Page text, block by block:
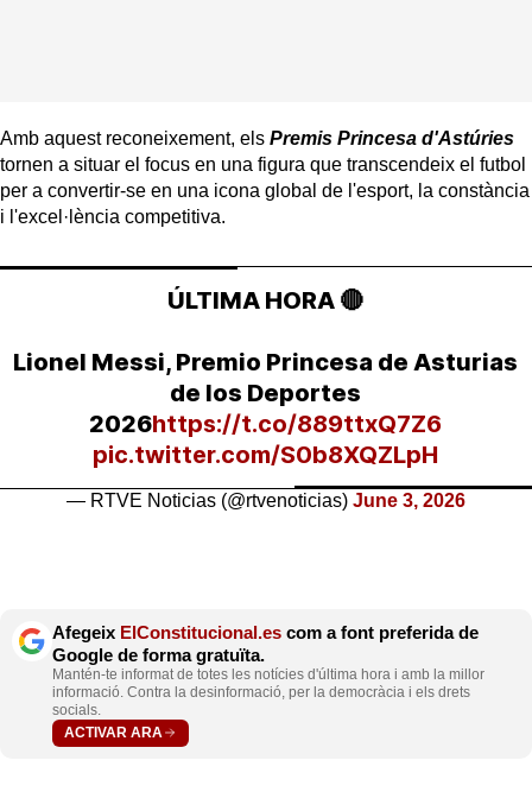
Amb aquest reconeixement, els Premis Princesa d'Astúries
tornen a situar el focus en una figura que transcendeix el futbol
per a convertir-se en una icona global de l'esport, la constància
i l'excel·lència competitiva.
ÚLTIMA HORA 🔴
Lionel Messi, Premio Princesa de Asturias
de los Deportes
2026https://t.co/889ttxQ7Z6
pic.twitter.com/S0b8XQZLpH
— RTVE Noticias (@rtvenoticias) June 3, 2026
Afegeix ElConstitucional.es com a font preferida de
Google de forma gratuïta.
Mantén-te informat de totes les notícies d'última hora i amb la millor
informació. Contra la desinformació, per la democràcia i els drets
socials.
ACTIVAR ARA